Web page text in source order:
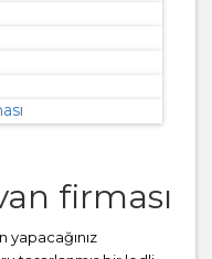
firması
yapacağınız